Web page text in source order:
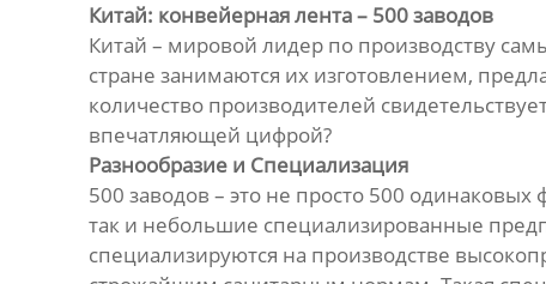
Китай: конвейерная лента – 500 заводов
Китай – мировой лидер по производству
стране занимаются их изготовлением,
количество производителей
впечатляющей цифрой?
Разнообразие и Специализация
500 заводов – это не просто 500
так и небольшие специализированные
специализируются на производстве